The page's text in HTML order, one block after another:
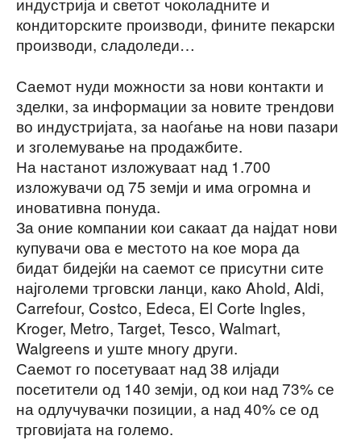
кондиторските производи, фините пекарски
производи, сладоледи…
Саемот нуди можности за нови контакти и
зделки, за информации за новите трендови
во индустријата, за наоѓање на нови пазари
и зголемување на продажбите.
На настанот изложуваат над 1.700
изложувачи од 75 земји и има огромна и
иновативна понуда.
За оние компании кои сакаат да најдат нови
купувачи ова е местото на кое мора да
бидат бидејќи на саемот се присутни сите
најголеми трговски ланци, како Ahold, Aldi,
Carrefour, Costco, Edeca, El Corte Ingles,
Kroger, Metro, Target, Tesco, Walmart,
Walgreens и уште многу други.
Саемот го посетуваат над 38 илјади
посетители од 140 земји, од кои над 73% се
на одлучувачки позиции, а над 40% се од
трговијата на големо.